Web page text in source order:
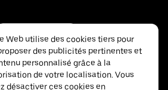
Inc.
Web utilise des cookies tiers pour
des publicités pertinentes et
personnalisé grâce à la
de votre localisation. Vous
désactiver ces cookies en